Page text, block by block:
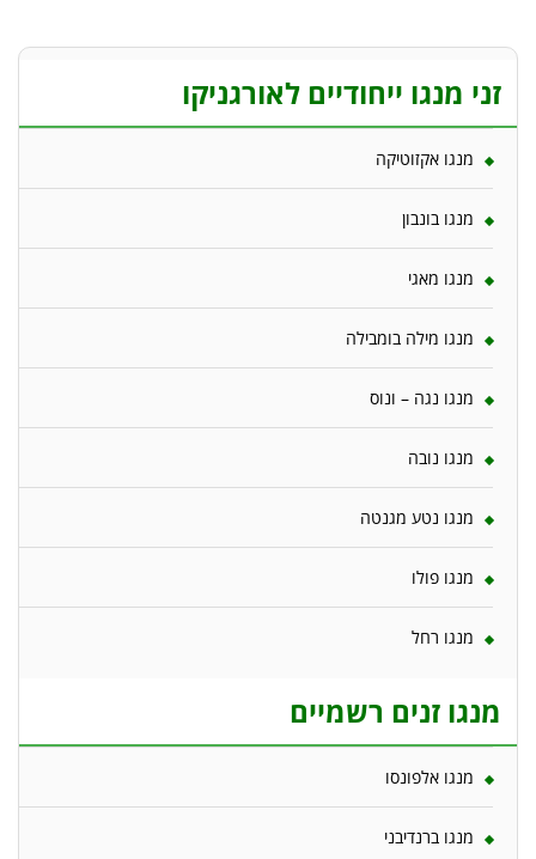
זני מנגו ייחודיים לאורגניקו
מנגו אקזוטיקה
מנגו בונבון
מנגו מאגי
מנגו מילה בומבילה
מנגו נגה – ונוס
מנגו נובה
מנגו נטע מגנטה
מנגו פולו
מנגו רחל
מנגו זנים רשמיים
מנגו אלפונסו
מנגו ברנדיבני